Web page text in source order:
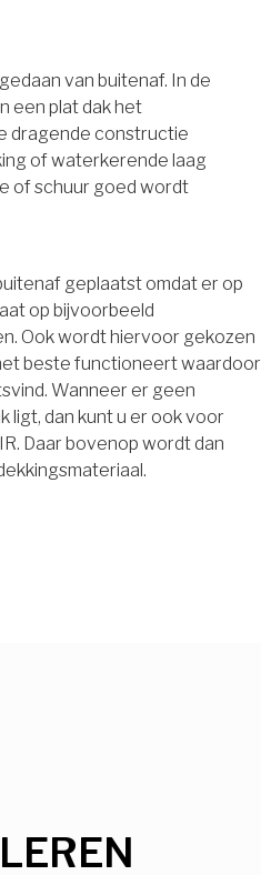
van buitenaf. In de
een plat dak het
dragende constructie
of waterkerende laag
of schuur goed wordt
geplaatst omdat er op
op bijvoorbeeld
Ook wordt hiervoor gekozen
beste functioneert waardoor
Wanneer er geen
ligt, dan kunt u er ook voor
Daar bovenop wordt dan